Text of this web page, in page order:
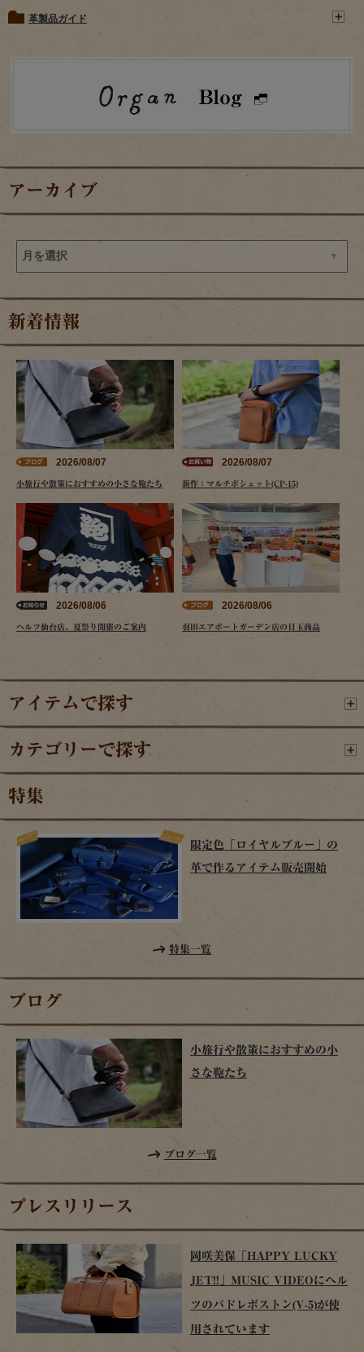
革製品ガイド
アーカイブ
新着情報
2026/08/07
小旅行や散策におすすめの小さな鞄たち
2026/08/07
新作：マルチポシェット(CP-15)
2026/08/06
ヘルツ仙台店、夏祭り開催のご案内
2026/08/06
羽田エアポートガーデン店の目玉商品
アイテムで探す
カテゴリーで探す
特集
限定色「ロイヤルブルー」の
革で作るアイテム販売開始
特集一覧
ブログ
小旅行や散策におすすめの小
さな鞄たち
ブログ一覧
プレスリリース
岡咲美保「HAPPY LUCKY
JET!!」MUSIC VIDEOにヘル
ツのパドレボストン(V-5)が使
用されています